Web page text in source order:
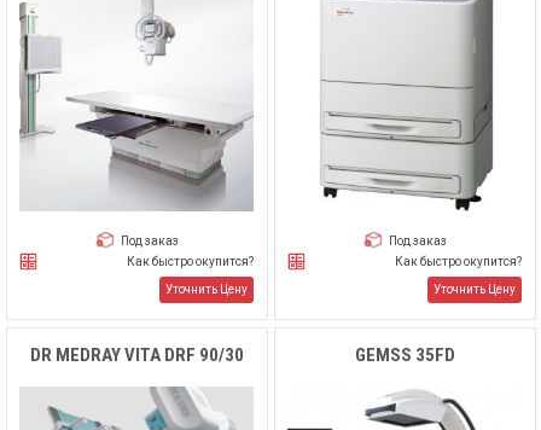
Под заказ
Как быстро окупится?
Уточнить Цену
Под заказ
Как быстро окупится?
Уточнить Цену
DR MEDRAY VITA DRF 90/30 GEMSS 35FD